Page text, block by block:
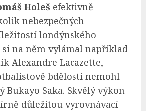
Holeš efektivně
nebezpečných
londýnského
si na něm vylámal například
Alexandre Lacazette,
bdělosti nemohl
Bukayo Saka. Skvělý výkon
důležitou vyrovnávací